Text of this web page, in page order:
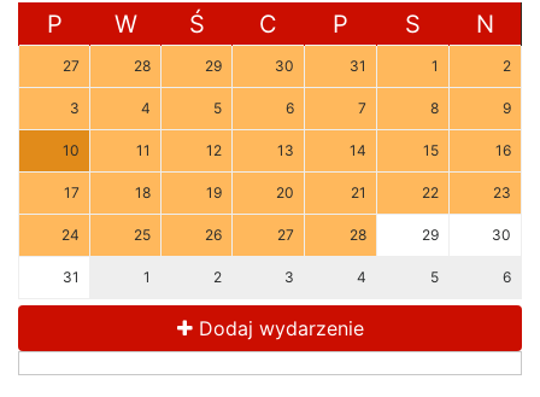
P W Ś C P S N
27 28 29 30 31 1 2
3 4 5 6 7 8 9
10 11 12 13 14 15 16
17 18 19 20 21 22 23
24 25 26 27 28 29 30
31 1 2 3 4 5 6
Dodaj wydarzenie